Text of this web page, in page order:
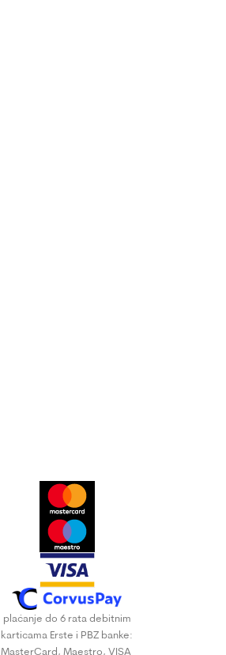
plaćanje do 6 rata debitnim
karticama Erste i PBZ banke:
MasterCard, Maestro, VISA